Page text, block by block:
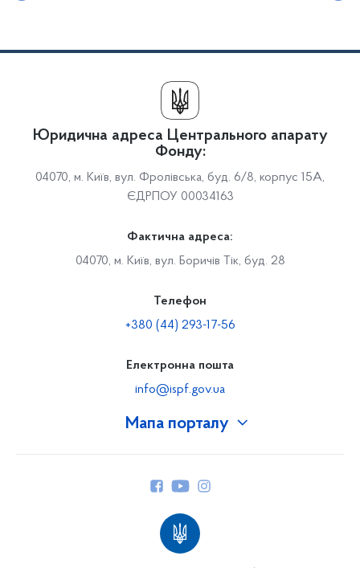
Мапа порталу
Юридична адреса Центрального апарату
Фонду:
04070, м. Київ, вул. Фролівська, буд. 6/8, корпус 15А,
ЄДРПОУ 00034163
Фактична адреса:
04070, м. Київ, вул. Боричів Тік, буд. 28
Телефон
+380 (44) 293-17-56
Електронна пошта
info@ispf.gov.ua